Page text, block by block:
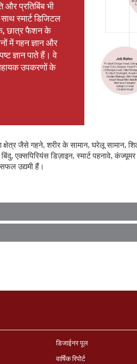
और प्रतिबिंब भी
स्मार्ट डिजिटल
छात्र फैशन के
में गहन ज्ञान और
ज्ञान पाते हैं। वे
उपकरणों के
जैसे गहने, शरीर के सामान, घरेलू सामान,
एक्सपिरियंस डिज़ाइन, स्मार्ट पहनावे,
उद्यमी हैं।
डिजाईनर पूल
वार्षिक रिपोर्ट